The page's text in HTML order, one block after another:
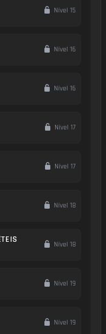
Nível 15
Nível 16
Nível 16
Nível 17
Nível 17
Nível 18
Nível 18
Nível 19
Nível 19